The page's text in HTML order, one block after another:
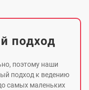
подход
поэтому наши
подход к ведению
самых маленьких